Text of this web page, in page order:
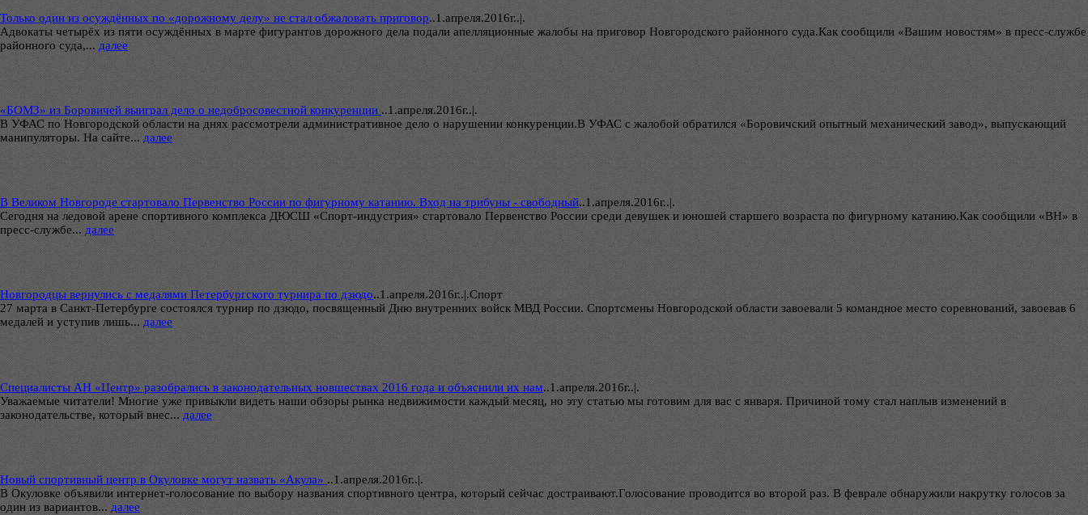
Только один из осуждённых по «дорожному делу» не стал обжаловать приговор..1.апреля.2016г..|.
Адвокаты четырёх из пяти осуждённых в марте фигурантов дорожного дела подали апелляционные жалобы на приговор Новгородского районного суда.Как сообщили «Вашим новостям» в пресс-службе
районного суда,... далее
«БОМЗ» из Боровичей выиграл дело о недобросовестной конкуренции ..1.апреля.2016г..|.
В УФАС по Новгородской области на днях рассмотрели административное дело о нарушении конкуренции.В УФАС с жалобой обратился «Боровичский опытный механический завод», выпускающий
манипуляторы. На сайте... далее
В Великом Новгороде стартовало Первенство России по фигурному катанию. Вход на трибуны - свободный..1.апреля.2016г..|.
Сегодня на ледовой арене спортивного комплекса ДЮСШ «Спорт-индустрия» стартовало Первенство России среди девушек и юношей старшего возраста по фигурному катанию.Как сообщили «ВН» в
пресс-службе... далее
Новгородцы вернулись с медалями Петербургского турнира по дзюдо..1.апреля.2016г..|.Спорт
27 марта в Санкт-Петербурге состоялся турнир по дзюдо, посвященный Дню внутренних войск МВД России. Спортсмены Новгородской области завоевали 5 командное место соревнований, завоевав 6
медалей и уступив лишь... далее
Специалисты АН «Центр» разобрались в законодательных новшествах 2016 года и объяснили их нам..1.апреля.2016г..|.
Уважаемые читатели! Многие уже привыкли видеть наши обзоры рынка недвижимости каждый месяц, но эту статью мы готовим для вас с января. Причиной тому стал наплыв изменений в
законодательстве, который внес... далее
Новый спортивный центр в Окуловке могут назвать «Акула» ..1.апреля.2016г..|.
В Окуловке объявили интернет-голосование по выбору названия спортивного центра, который сейчас достраивают.Голосование проводится во второй раз. В феврале обнаружили накрутку голосов за
один из вариантов... далее